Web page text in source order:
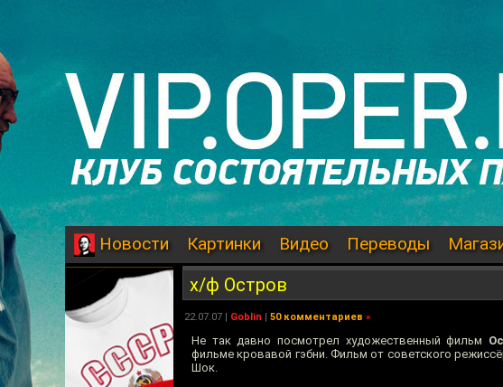
Новости Картинки Видео Переводы
х/ф Остров
22.07.07 | Goblin | 50 комментариев »
Не так давно посмотрел художественный фильм
фильме кровавой гэбни. Фильм от советского
Шок.